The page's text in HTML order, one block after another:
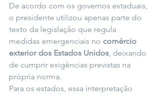
De acordo com os governos estaduais,
o presidente utilizou apenas parte do
texto da legislação que regula
medidas emergenciais no comércio
exterior dos Estados Unidos, deixando
de cumprir exigências previstas na
própria norma.
Para os estados, essa interpretação